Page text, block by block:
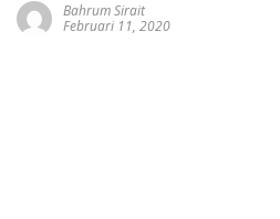
Bahrum Sirait
Februari 11, 2020